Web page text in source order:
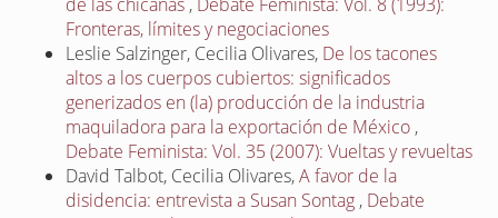
Fronteras, límites y negociaciones
Leslie Salzinger, Cecilia Olivares, De los tacones
altos a los cuerpos cubiertos: significados
generizados en (la) producción de la industria
maquiladora para la exportación de México ,
Debate Feminista: Vol. 35 (2007): Vueltas y revueltas
David Talbot, Cecilia Olivares,A favor de la
disidencia: entrevista a Susan Sontag , Debate